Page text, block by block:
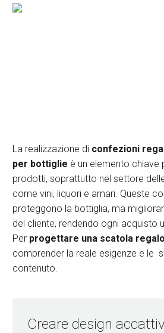
La realizzazione di confezioni
per bottiglie è un elemento chiave
prodotti, soprattutto nel settore
come vini, liquori e amari. Queste
proteggono la bottiglia, ma
del cliente, rendendo ogni acquisto
Per progettare una scatola regalo
comprender la reale esigenze e le
contenuto.
Creare design